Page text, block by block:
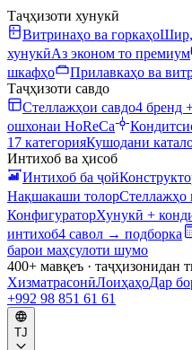
Таҷҳизоти хунукӣ
Витринаҳо ва горкаҳоШир,
хунукӣАз эконом то премиум
шкафҳо
Прилавкаҳо ва
Таҷҳизоти савдо
Стеллажҳои савдо4 бренд
ошхонаи HoReCa
17 категорияКушодани
Интихоб ва ҳисоб
Интихоб ба ҷой
Нақшакаши толорСтеллажҳо
КонфигураторХунукӣ +
интихоб4 савол → подборка
барои маҳсулоти шумо
400+ мавқеъ · таҷҳизонидан
ХизматрасонӣЛоиҳаҳоДар
+992 98 851 61 61
TJ